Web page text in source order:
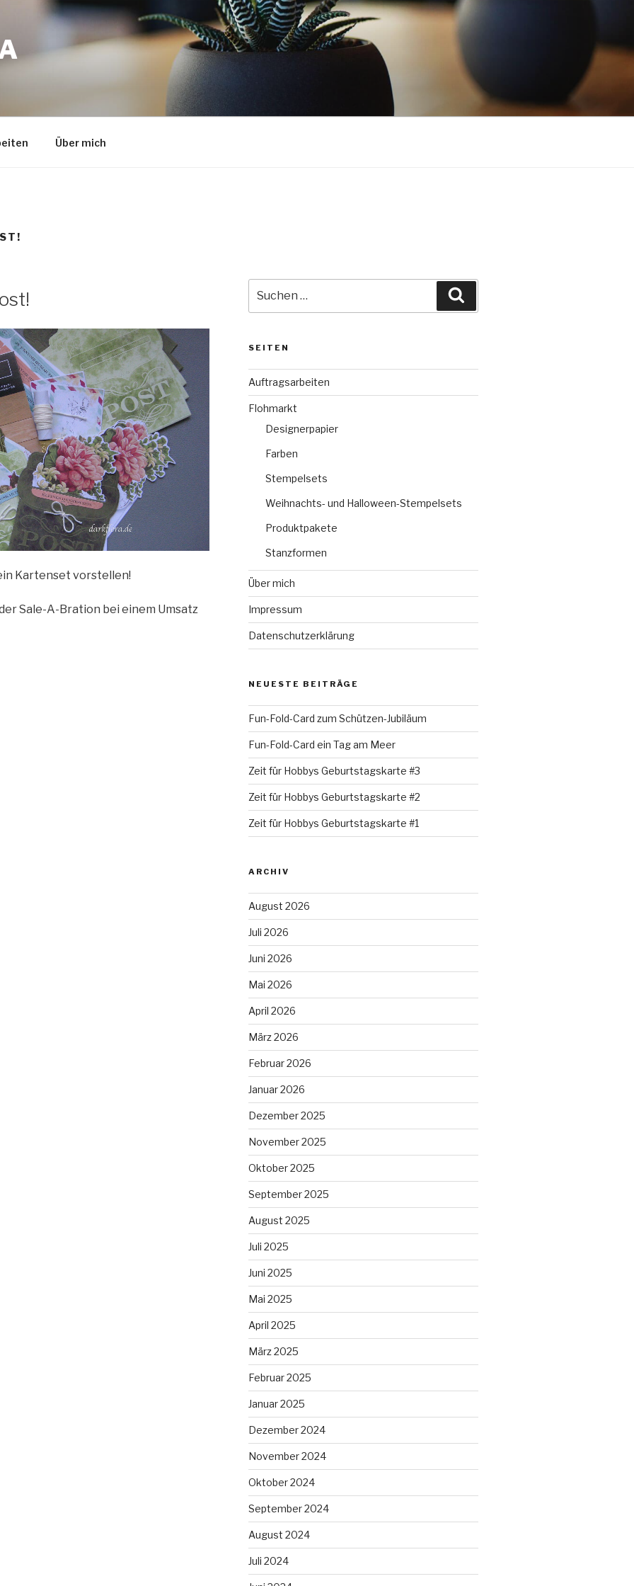
Über mich
Kartenset vorstellen!
Sale-A-Bration bei einem Umsatz
nach:
SEITEN
Auftragsarbeiten
Flohmarkt
Designerpapier
Farben
Stempelsets
Weihnachts- und Halloween-Stempelsets
Produktpakete
Stanzformen
Über mich
Impressum
Datenschutzerklärung
NEUESTE BEITRÄGE
Fun-Fold-Card zum Schützen-Jubiläum
Fun-Fold-Card ein Tag am Meer
Zeit für Hobbys Geburtstagskarte #3
Zeit für Hobbys Geburtstagskarte #2
Zeit für Hobbys Geburtstagskarte #1
ARCHIV
August 2026
Juli 2026
Juni 2026
Mai 2026
April 2026
März 2026
Februar 2026
Januar 2026
Dezember 2025
November 2025
Oktober 2025
September 2025
August 2025
Juli 2025
Juni 2025
Mai 2025
April 2025
März 2025
Februar 2025
Januar 2025
Dezember 2024
November 2024
Oktober 2024
September 2024
August 2024
Juli 2024